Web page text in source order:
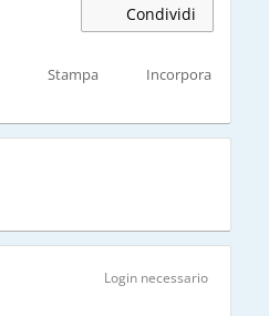
Condividi
Stampa Incorpora
Login necessario